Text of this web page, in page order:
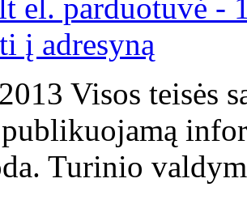
el. parduotuvė -
į adresyną
Visos teisės
Turinio